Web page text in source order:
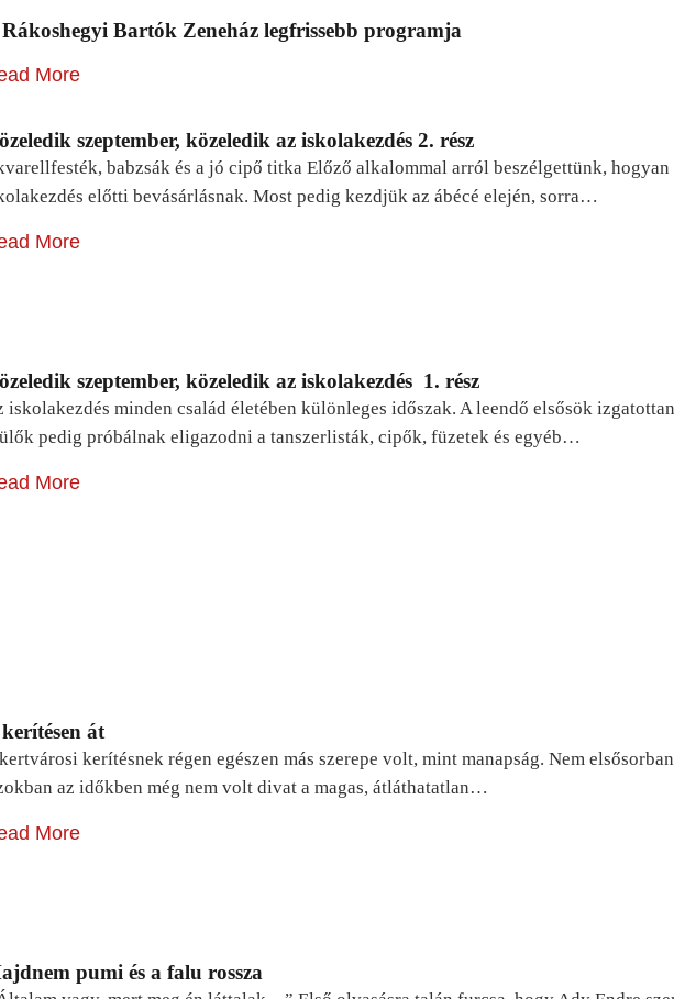
Bartók Zeneház legfrissebb programja
More
szeptember, közeledik az iskolakezdés 2. rész
babzsák és a jó cipő titka Előző alkalommal arról beszélgettünk, hogyan
előtti bevásárlásnak. Most pedig kezdjük az ábécé elején, sorra…
More
szeptember, közeledik az iskolakezdés 1. rész
iskolakezdés minden család életében különleges időszak. A leendő elsősök
pedig próbálnak eligazodni a tanszerlisták, cipők, füzetek és egyéb…
More
át
kerítésnek régen egészen más szerepe volt, mint manapság. Nem
az időkben még nem volt divat a magas, átláthatatlan…
More
pumi és a falu rossza